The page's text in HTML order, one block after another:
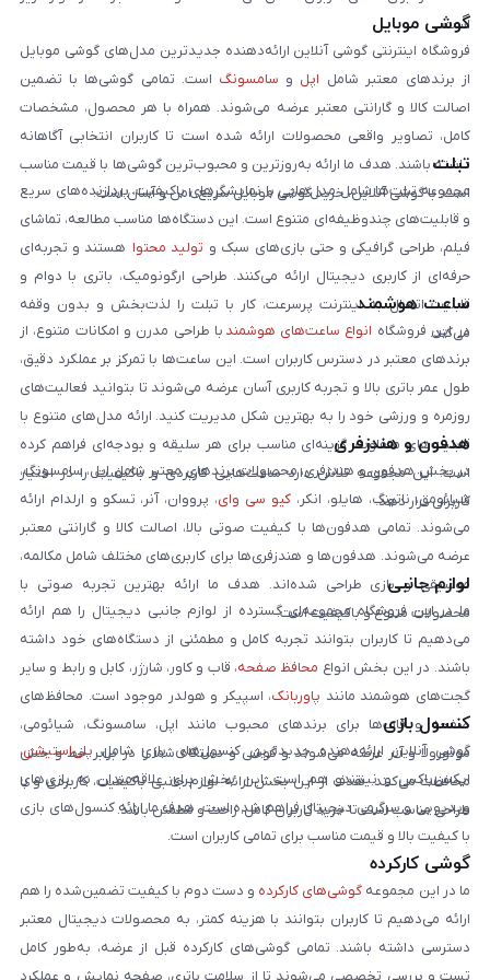
است:
گوشی موبایل
فروشگاه اینترنتی گوشی آنلاین ارائه‌دهنده جدیدترین مدل‌های گوشی موبایل
از برندهای معتبر شامل اپل و سامسونگ است. تمامی گوشی‌ها با تضمین
اصالت کالا و گارانتی معتبر عرضه می‌شوند. همراه با هر محصول، مشخصات
کامل، تصاویر واقعی محصولات ارائه شده است تا کاربران انتخابی آگاهانه
داشته باشند. هدف ما ارائه به‌روزترین و محبوب‌ترین گوشی‌ها با قیمت مناسب
است. با گوشی آنلاین، خرید گوشی موبایل سریع، امن و آسان است.
تبلت
مجموعه تبلت‌ها شامل مدل‌هایی با نمایشگرهای باکیفیت، پردازنده‌های سریع
و قابلیت‌های چندوظیفه‌ای متنوع است. این دستگاه‌ها مناسب مطالعه، تماشای
فیلم، طراحی گرافیکی و حتی بازی‌های سبک و تولید محتوا هستند و تجربه‌ای
حرفه‌ای از کاربری دیجیتال ارائه می‌کنند. طراحی ارگونومیک، باتری با دوام و
قابلیت اتصال به اینترنت پرسرعت، کار با تبلت را لذت‌بخش و بدون وقفه
می‌کند.
ساعت هوشمند
در این فروشگاه انواع ساعت‌های هوشمند با طراحی مدرن و امکانات متنوع، از
برندهای معتبر در دسترس کاربران است. این ساعت‌ها با تمرکز بر عملکرد دقیق،
طول عمر باتری بالا و تجربه کاربری آسان عرضه می‌شوند تا بتوانید فعالیت‌های
روزمره و ورزشی خود را به بهترین شکل مدیریت کنید. ارائه مدل‌های متنوع با
قابلیت‌های متفاوت، گزینه‌ای مناسب برای هر سلیقه و بودجه‌ای فراهم کرده
است. این مجموعه تلاش دارد ساعت‌هایی کاربردی و باکیفیت را در اختیار
کاربران قرار دهد.
هدفون و هندزفری
در بخش هدفون و هندزفری، محصولات برندهای معتبر شامل اپل، سامسونگ،
شیائومی، ناتینگ، هایلو، انکر، کیو سی وای، پرووان، آنر، تسکو و ارلدام ارائه
می‌شوند. تمامی هدفون‌ها با کیفیت صوتی بالا، اصالت کالا و گارانتی معتبر
عرضه می‌شوند. هدفون‌ها و هندزفری‌ها برای کاربری‌های مختلف شامل مکالمه،
موسیقی و بازی طراحی شده‌اند. هدف ما ارائه بهترین تجربه صوتی با
محصولات متنوع و باکیفیت است.
لوازم جانبی
ما در این فروشگاه مجموعه‌ای گسترده از لوازم جانبی دیجیتال را هم ارائه
می‌دهیم تا کاربران بتوانند تجربه کامل و مطمئنی از دستگاه‌های خود داشته
باشند. در این بخش انواع محافظ صفحه، قاب و کاور، شارژر، کابل و رابط و سایر
گجت‌های هوشمند مانند پاوربانک، اسپیکر و هولدر موجود است. محافظ‌های
صفحه و قاب‌ها برای برندهای محبوب مانند اپل، سامسونگ، شیائومی،
موتورولا و آنر عرضه می‌شوند و گوشی و دستگاه شما را در برابر خط و خش
محافظت می‌کنند. هدف از این بخش ارائه لوازم جانبی باکیفیت، کاربردی و با
طراحی مناسب است تا خرید کاربران کامل، راحت و مطمئن باشد.
کنسول بازی
گوشی آنلاین ارائه‌دهنده جدیدترین کنسول‌های بازی شامل پلی‌استیشن،
ایکس‌باکس و نینتندو هم است. این بخش برای علاقه‌مندان به بازی‌های
ویدیویی و سرگرمی دیجیتال فراهم شده است. هدف ما ارائه کنسول‌های بازی
با کیفیت بالا و قیمت مناسب برای تمامی کاربران است.
گوشی کارکرده
ما در این مجموعه گوشی‌های کارکرده و دست دوم با کیفیت تضمین‌شده را هم
ارائه می‌دهیم تا کاربران بتوانند با هزینه کمتر، به محصولات دیجیتال معتبر
دسترسی داشته باشند. تمامی گوشی‌های کارکرده قبل از عرضه، به‌طور کامل
تست و بررسی تخصصی می‌شوند تا از سلامت باتری، صفحه نمایش و عملکرد